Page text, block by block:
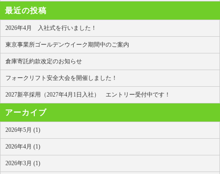
最近の投稿
2026年4月 入社式を行いました！
東京事業所ゴールデンウイーク期間中のご案内
倉庫寄託約款改定のお知らせ
フォークリフト安全大会を開催しました！
2027新卒採用（2027年4月1日入社） エントリー受付中です！
アーカイブ
2026年5月 (1)
2026年4月 (1)
2026年3月 (1)